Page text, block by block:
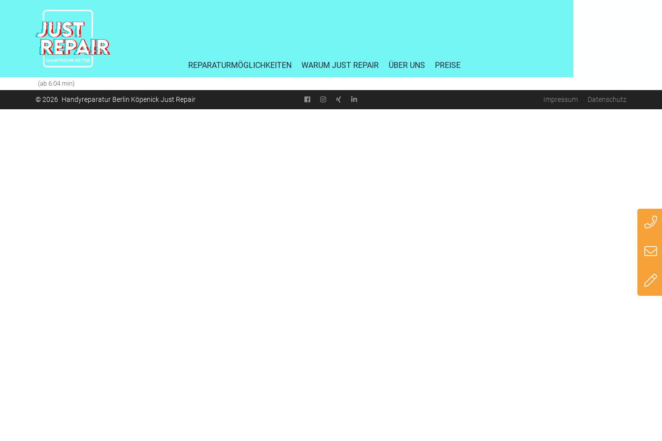
REPARATURMÖGLICHKEITEN WARUM JUST REPAIR ÜBER UNS PREISE
© 2026 Handyreparatur Berlin Köpenick Just Repair Impressum Datenschutz